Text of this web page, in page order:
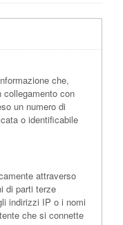
che,
collegamento con
un numero di
o identificabile
attraverso
di parti terze
indirizzi IP o i nomi
che si connette